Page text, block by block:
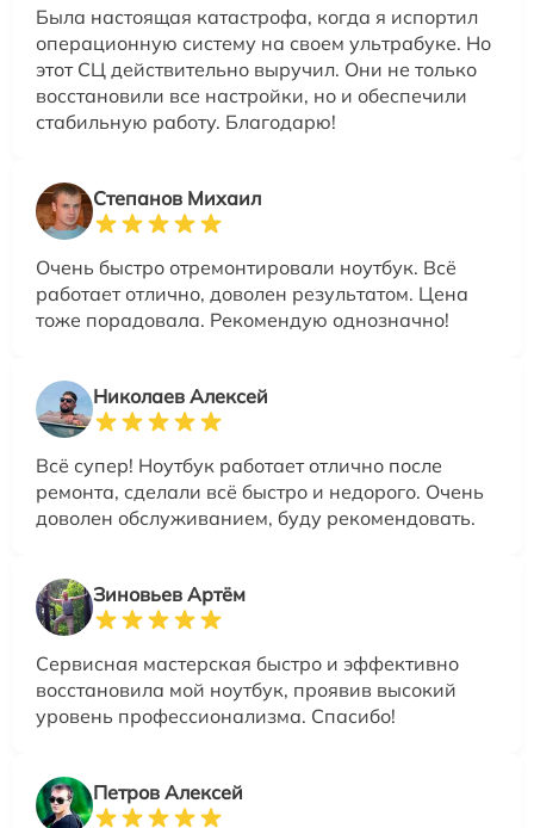
Была настоящая катастрофа, когда я испортил
операционную систему на своем ультрабуке. Но
этот СЦ действительно выручил. Они не только
восстановили все настройки, но и обеспечили
стабильную работу. Благодарю!
Степанов Михаил
Очень быстро отремонтировали ноутбук. Всё
работает отлично, доволен результатом. Цена
тоже порадовала. Рекомендую однозначно!
Николаев Алексей
Всё супер! Ноутбук работает отлично после
ремонта, сделали всё быстро и недорого. Очень
доволен обслуживанием, буду рекомендовать.
Зиновьев Артём
Сервисная мастерская быстро и эффективно
восстановила мой ноутбук, проявив высокий
уровень профессионализма. Спасибо!
Петров Алексей